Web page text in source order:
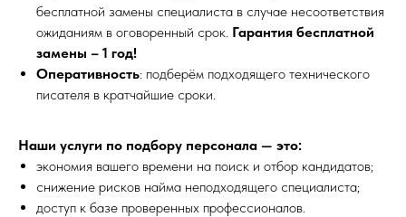
бесплатной замены специалиста в случае несоответствия
ожиданиям в оговоренный срок. Гарантия бесплатной
замены – 1 год!
Оперативность: подберём подходящего технического
писателя в кратчайшие сроки.
Наши услуги по подбору персонала — это:
экономия вашего времени на поиск и отбор кандидатов;
снижение рисков найма неподходящего специалиста;
доступ к базе проверенных профессионалов.